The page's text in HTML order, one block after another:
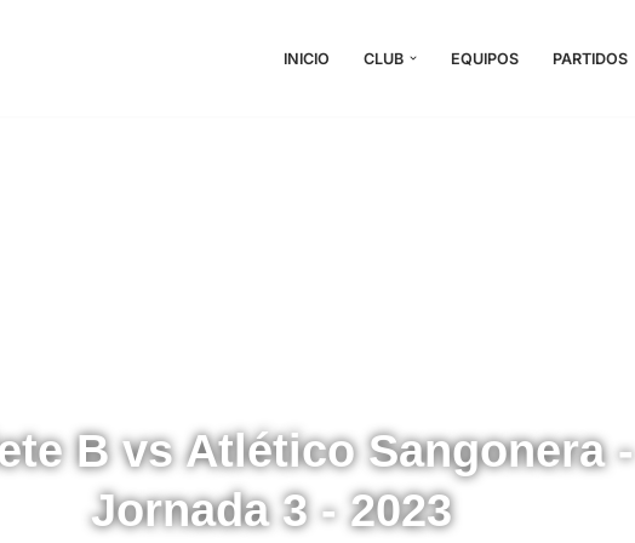
INICIO CLUB EQUIPOS PARTIDOS
B vs Atlético Sangonera -
Jornada 3 - 2023